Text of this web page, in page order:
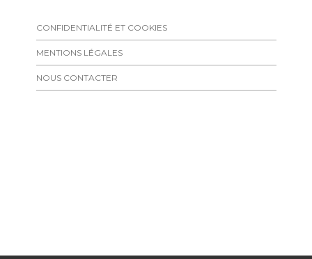
CONFIDENTIALITÉ ET COOKIES
MENTIONS LÉGALES
NOUS CONTACTER